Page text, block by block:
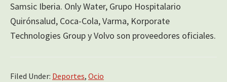
Samsic Iberia. Only Water, Grupo Hospitalario
Quirónsalud, Coca-Cola, Varma, Korporate
Technologies Group y Volvo son proveedores oficiales.
Filed Under: Deportes, Ocio